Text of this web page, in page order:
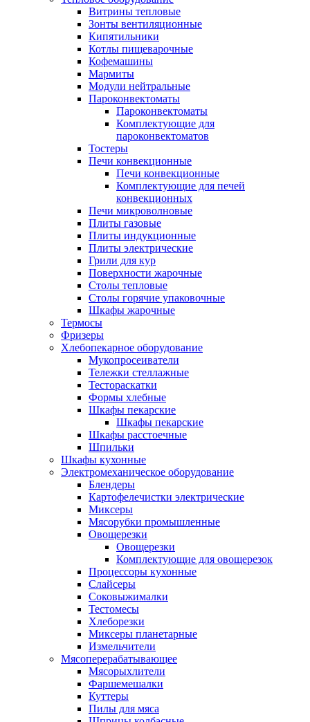
Витрины тепловые
Зонты вентиляционные
Кипятильники
Котлы пищеварочные
Кофемашины
Мармиты
Модули нейтральные
Пароконвектоматы
Пароконвектоматы
Комплектующие для
пароконвектоматов
Тостеры
Печи конвекционные
Печи конвекционные
Комплектующие для печей
конвекционных
Печи микроволновые
Плиты газовые
Плиты индукционные
Плиты электрические
Грили для кур
Поверхности жарочные
Столы тепловые
Столы горячие упаковочные
Шкафы жарочные
Термосы
Фризеры
Хлебопекарное оборудование
Мукопросеиватели
Тележки стеллажные
Тестораскатки
Формы хлебные
Шкафы пекарские
Шкафы пекарские
Шкафы расстоечные
Шпильки
Шкафы кухонные
Электромеханическое оборудование
Блендеры
Картофелечистки электрические
Миксеры
Мясорубки промышленные
Овощерезки
Овощерезки
Комплектующие для овощерезок
Процессоры кухонные
Слайсеры
Соковыжималки
Тестомесы
Хлеборезки
Миксеры планетарные
Измельчители
Мясоперерабатывающее
Мясорыхлители
Фаршемешалки
Куттеры
Пилы для мяса